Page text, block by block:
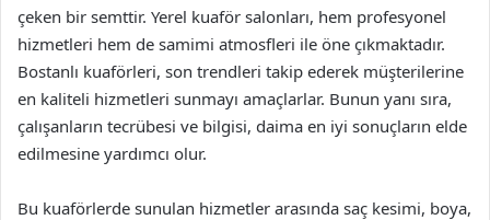
çeken bir semttir. Yerel kuaför salonları, hem profesyonel
hizmetleri hem de samimi atmosfleri ile öne çıkmaktadır.
Bostanlı kuaförleri, son trendleri takip ederek müşterilerine
en kaliteli hizmetleri sunmayı amaçlarlar. Bunun yanı sıra,
çalışanların tecrübesi ve bilgisi, daima en iyi sonuçların elde
edilmesine yardımcı olur.
Bu kuaförlerde sunulan hizmetler arasında saç kesimi, boya,